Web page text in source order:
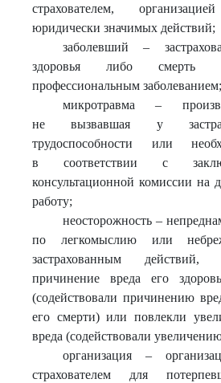
страхователем,
юридически значимых действий;
заболевший –
здоровья либо смерть
профессиональным заболеванием;
микротравма –
не вызвавшая у
трудоспособности или
в соответствии с
консультационной комиссии на
работу;
неосторожность –
по легкомыслию или
застрахованным действий,
причинение вреда его
(содействовали причинению
его смерти) или повлекли
вреда (содействовали
организация –
страхователем для